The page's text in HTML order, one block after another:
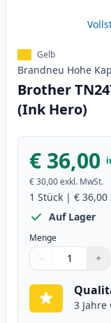
Gelb
Brandneu Hohe
Brother
(Ink Hero)
€ 36,00
€ 30,00exkl. MwSt.
1 Stück | € 36,00
Auf Lager
Menge
Verwenden Sie
− +
1
3 Jahre